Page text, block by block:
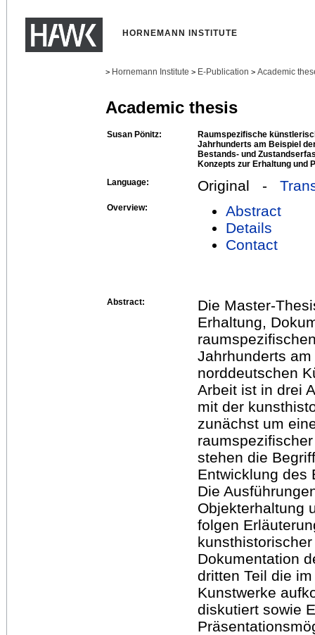
HORNEMANN INSTITUTE
> Hornemann Institute > E-Publication > Academic
Academic thesis
Susan Pönitz:
Raumspezifische
Jahrhunderts am Beispiel
Bestands- und
Konzepts zur Erhaltung und
Language:
Original -
Overview:
Abstract
Details
Contact
Abstract:
Die Master-
Erhaltung,
Jahrhunderts
norddeutschen
Arbeit ist in drei
mit der
zunächst um
stehen die
Entwicklung des
Die
Objekterhaltung
folgen
Dokumentation
dritten Teil die
Kunstwerke
diskutiert sowie